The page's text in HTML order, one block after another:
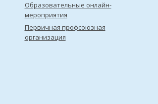
Образовательные онлайн-
мероприятия
Первичная профсоюзная
организация